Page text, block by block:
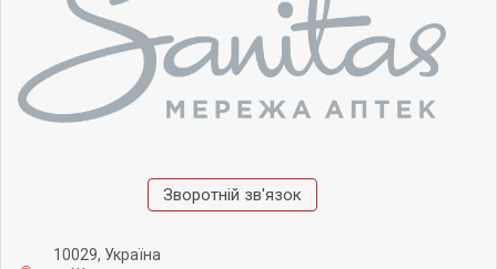
Зворотній зв'язок
10029, Україна